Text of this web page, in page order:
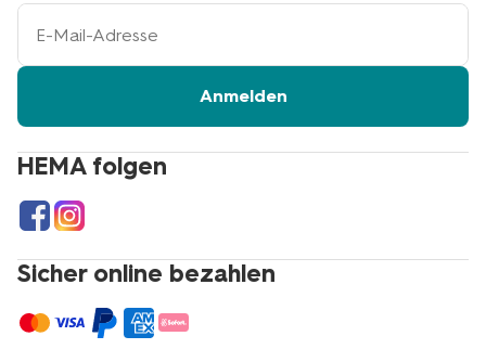
HEMA folgen
Sicher online bezahlen
Ihre
Adresse
Anmelden